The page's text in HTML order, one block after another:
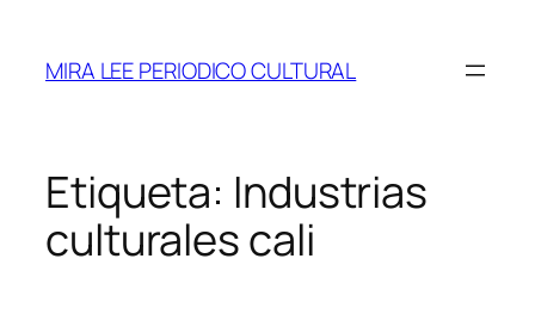
contenido
MIRA LEE PERIODICO CULTURAL
Etiqueta: Industrias
culturales cali